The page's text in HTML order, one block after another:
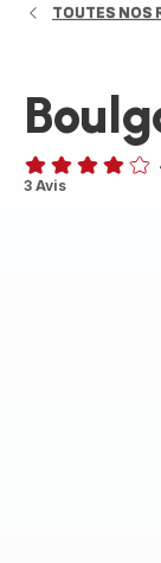
TOUTES NOS
Avis
3 Avis